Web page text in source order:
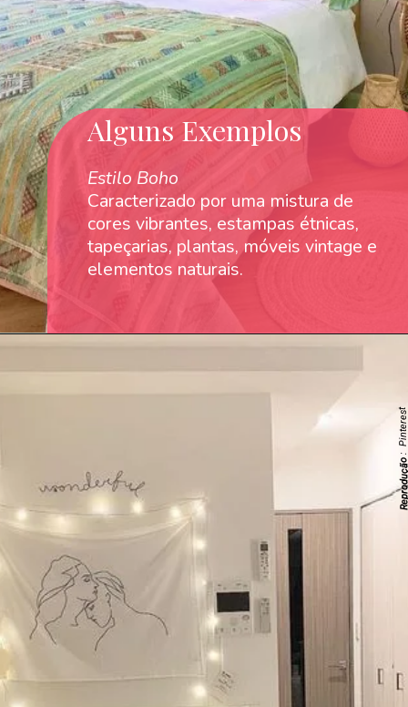
Alguns Exemplos
;
Estilo Boho
Caracterizado por uma mistura de
cores vibrantes, estampas étnicas,
tapeçarias, plantas, móveis vintage e
elementos naturais.
: